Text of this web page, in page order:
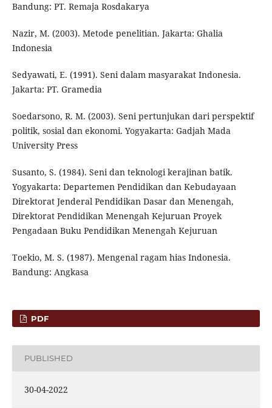
Bandung: PT. Remaja Rosdakarya
Nazir, M. (2003). Metode penelitian. Jakarta: Ghalia
Indonesia
Sedyawati, E. (1991). Seni dalam masyarakat Indonesia.
Jakarta: PT. Gramedia
Soedarsono, R. M. (2003). Seni pertunjukan dari perspektif
politik, sosial dan ekonomi. Yogyakarta: Gadjah Mada
University Press
Susanto, S. (1984). Seni dan teknologi kerajinan batik.
Yogyakarta: Departemen Pendidikan dan Kebudayaan
Direktorat Jenderal Pendidikan Dasar dan Menengah,
Direktorat Pendidikan Menengah Kejuruan Proyek
Pengadaan Buku Pendidikan Menengah Kejuruan
Toekio, M. S. (1987). Mengenal ragam hias Indonesia.
Bandung: Angkasa
PDF
PUBLISHED
30-04-2022